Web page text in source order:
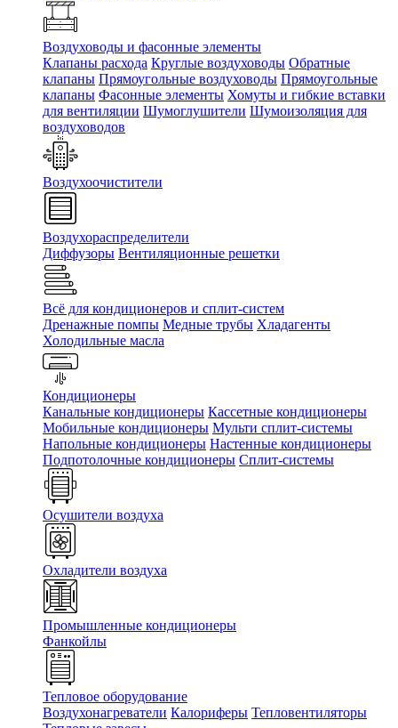
Воздуховоды и фасонные элементы
Клапаны расхода Круглые воздуховоды Обратные
клапаны Прямоугольные воздуховоды Прямоугольные
клапаны Фасонные элементы Хомуты и гибкие вставки
для вентиляции Шумоглушители Шумоизоляция для
воздуховодов
Воздухоочистители
Воздухораспределители
Диффузоры Вентиляционные решетки
Всё для кондиционеров и сплит-систем
Дренажные помпы Медные трубы Хладагенты
Холодильные масла
Кондиционеры
Канальные кондиционеры Кассетные кондиционеры
Мобильные кондиционеры Мульти сплит-системы
Напольные кондиционеры Настенные кондиционеры
Подпотолочные кондиционеры Сплит-системы
Осушители воздуха
Охладители воздуха
Промышленные кондиционеры
Фанкойлы
Тепловое оборудование
Воздухонагреватели Калориферы Тепловентиляторы